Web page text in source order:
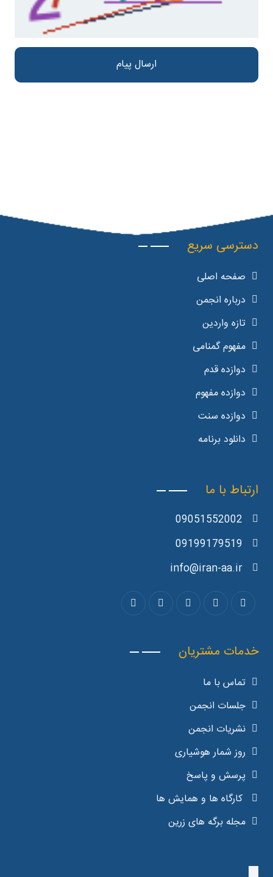
ارسال پیام
دسترسی سریع
صفحه اصلی
درباره انجمن
تازه واردین
مفهوم گمنامی
دوازده قدم
دوازده مفهوم
دوازده سنت
دانلود برنامه
ارتباط با ما
09051552002
09199179519
info@iran-aa.ir
خدمات مشتریان
تماس با ما
جلسات انجمن
نشریات انجمن
روز شمار هوشیاری
پرسش و پاسخ
کارگاه ها و همایش ها
مجله برگه های زرین